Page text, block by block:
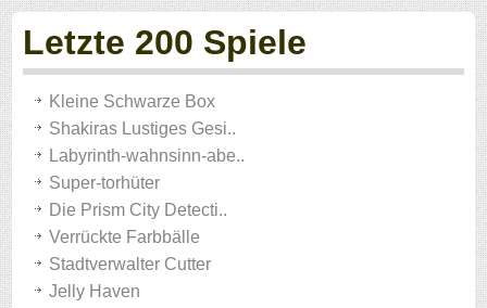
Letzte 200 Spiele
Kleine Schwarze Box
Shakiras Lustiges Gesi..
Labyrinth-wahnsinn-abe..
Super-torhüter
Die Prism City Detecti..
Verrückte Farbbälle
Stadtverwalter Cutter
Jelly Haven